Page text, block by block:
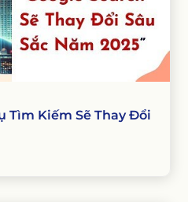
Tìm Kiếm Sẽ Thay Đổi